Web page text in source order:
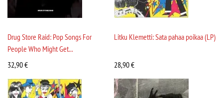
Drug Store Raid: Pop Songs For
People Who Might Get...
32,90€
Litku Klemetti: Sata pahaa poikaa (LP)
28,90€